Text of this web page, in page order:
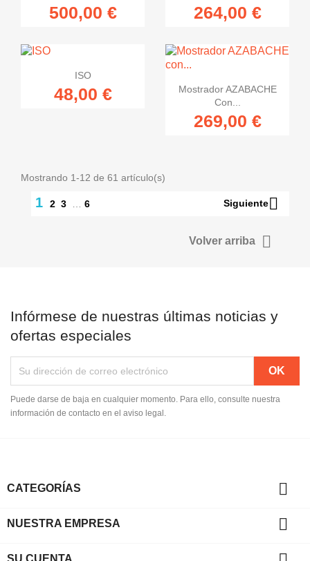
500,00 € 264,00 €
Vista rápida
ISO
48,00 €  Vista rápida
Mostrador AZABACHE
Con...
269,00 €
Mostrando 1-12 de 61 artículo(s)
1 2 3 … 6 Siguiente
Volver arriba 
Infórmese de nuestras últimas noticias y
ofertas especiales
Puede darse de baja en cualquier momento. Para ello, consulte nuestra
información de contacto en el aviso legal.
CATEGORÍAS 
NUESTRA EMPRESA 